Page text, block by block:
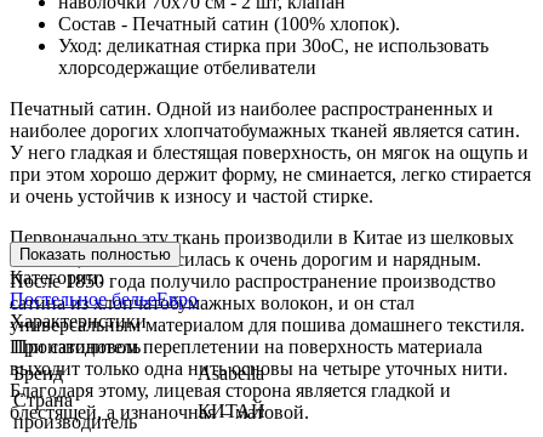
Состав - Печатный сатин (100% хлопок).
Уход: деликатная стирка при 30оС, не использовать
хлорсодержащие отбеливатели
Печатный сатин. Одной из наиболее распространенных и
наиболее дорогих хлопчатобумажных тканей является сатин.
У него гладкая и блестящая поверхность, он мягок на ощупь и
при этом хорошо держит форму, не сминается, легко стирается
и очень устойчив к износу и частой стирке.
Первоначально эту ткань производили в Китае из шелковых
волокон, и она относилась к очень дорогим и нарядным.
После 1850 года получило распространение производство
сатина из хлопчатобумажных волокон, и он стал
универсальным материалом для пошива домашнего текстиля.
При сатиновом переплетении на поверхность материала
выходит только одна нить основы на четыре уточных нити.
Благодаря этому, лицевая сторона является гладкой и
блестящей, а изнаночная – матовой.
Показать полностью
Категории:
Постельное бельеЕвро
Характеристики
Производитель
Бренд
Asabella
Страна
производитель
КИТАЙ